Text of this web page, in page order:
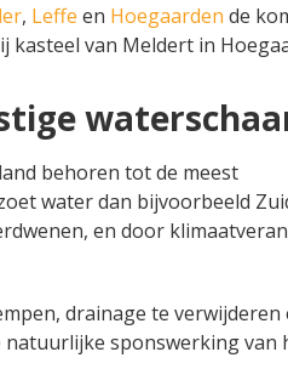
, Leffe en Hoegaarden de
van Meldert in
behoren tot de meest
water dan bijvoorbeeld
en door
drainage te verwijderen
sponswerking van